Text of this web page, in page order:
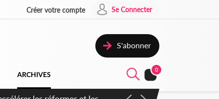
Créer votre compte Se Connecter
S'abonner
ARCHIVES
0